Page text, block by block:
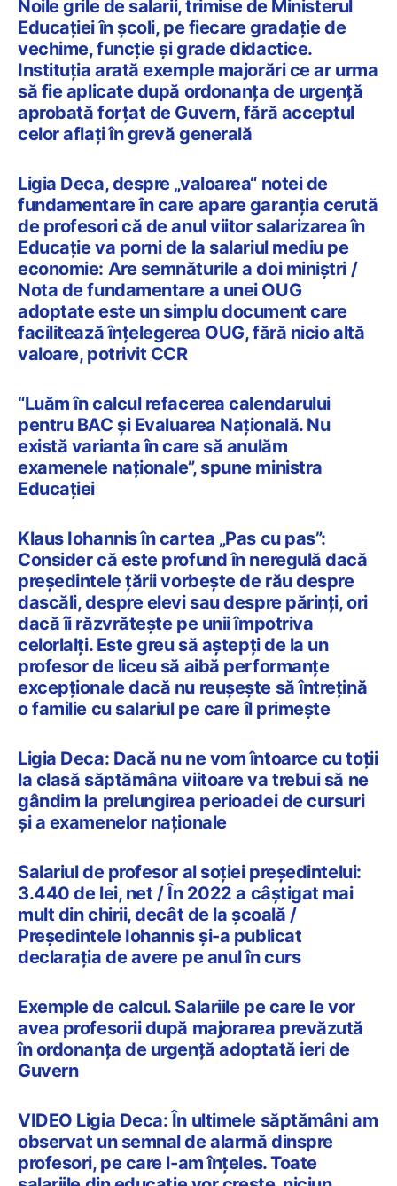
Noile grile de salarii, trimise de Ministerul
Educației în școli, pe fiecare gradație de
vechime, funcție și grade didactice.
Instituția arată exemple majorări ce ar urma
să fie aplicate după ordonanța de urgență
aprobată forțat de Guvern, fără acceptul
celor aflați în grevă generală
Ligia Deca, despre „valoarea“ notei de
fundamentare în care apare garanția cerută
de profesori că de anul viitor salarizarea în
Educație va porni de la salariul mediu pe
economie: Are semnăturile a doi miniștri /
Nota de fundamentare a unei OUG
adoptate este un simplu document care
facilitează înțelegerea OUG, fără nicio altă
valoare, potrivit CCR
“Luăm în calcul refacerea calendarului
pentru BAC și Evaluarea Națională. Nu
există varianta în care să anulăm
examenele naționale”, spune ministra
Educației
Klaus Iohannis în cartea „Pas cu pas”:
Consider că este profund în neregulă dacă
președintele țării vorbește de rău despre
dascăli, despre elevi sau despre părinți, ori
dacă îi răzvrătește pe unii împotriva
celorlalți. Este greu să aștepți de la un
profesor de liceu să aibă performanțe
excepționale dacă nu reușește să întrețină
o familie cu salariul pe care îl primește
Ligia Deca: Dacă nu ne vom întoarce cu toții
la clasă săptămâna viitoare va trebui să ne
gândim la prelungirea perioadei de cursuri
și a examenelor naționale
Salariul de profesor al soției președintelui:
3.440 de lei, net / În 2022 a câștigat mai
mult din chirii, decât de la școală /
Președintele Iohannis și-a publicat
declarația de avere pe anul în curs
Exemple de calcul. Salariile pe care le vor
avea profesorii după majorarea prevăzută
în ordonanța de urgență adoptată ieri de
Guvern
VIDEO Ligia Deca: În ultimele săptămâni am
observat un semnal de alarmă dinspre
profesori, pe care l-am înțeles. Toate